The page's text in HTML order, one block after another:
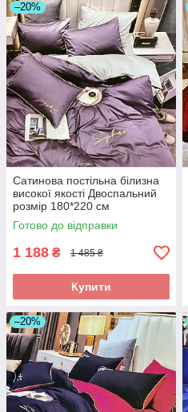
–20%
Сатинова постільна білизна
високої якості Двоспальний
розмір 180*220 см
Готово до відправки
1 188 ₴ 1 485 ₴
Купити
–20%